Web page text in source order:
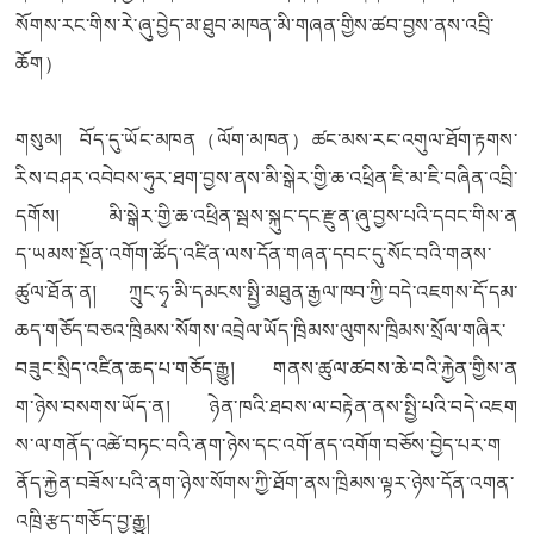
སོགས་རང་གིས་རེ་ཞུ་བྱེད་མ་ཐུབ་མཁན་མི་གཞན་གྱིས་ཚབ་བྱས་ནས་འབྲི་
ཆོག）
གསུམ། བོད་དུ་ཡོང་མཁན（ལོག་མཁན）ཚང་མས་རང་འགུལ་ཐོག་རྟགས་
རིས་བཤར་འབེབས་ཧུར་ཐག་བྱས་ནས་མི་སྒེར་གྱི་ཆ་འཕྲིན་ཇི་མ་ཇི་བཞིན་འབྲི་
དགོས། མི་སྒེར་གྱི་ཆ་འཕྲིན་སྦས་སྐུང་དང་རྫུན་ཞུ་བྱས་པའི་དབང་གིས་ན
ད་ཡམས་སྔོན་འགོག་ཚོད་འཛིན་ལས་དོན་གཞན་དབང་དུ་སོང་བའི་གནས་
ཚུལ་ཐོན་ན། ཀྲུང་ཧྭ་མི་དམངས་སྤྱི་མཐུན་རྒྱལ་ཁབ་ཀྱི་བདེ་འཇགས་དོ་དམ་
ཆད་གཅོད་བཅའ་ཁྲིམས་སོགས་འབྲེལ་ཡོད་ཁྲིམས་ལུགས་ཁྲིམས་སྲོལ་གཞིར་
བཟུང་སྲིད་འཛིན་ཆད་པ་གཅོད་རྒྱུ། གནས་ཚུལ་ཚབས་ཆེ་བའི་རྐྱེན་གྱིས་ན
ག་ཉེས་བསགས་ཡོད་ན། ཉེན་ཁའི་ཐབས་ལ་བརྟེན་ནས་སྤྱི་པའི་བདེ་འཇག
ས་ལ་གནོད་འཚེ་བཏང་བའི་ནག་ཉེས་དང་འགོ་ནད་འགོག་བཅོས་བྱེད་པར་ག
ནོད་རྐྱེན་བཟོས་པའི་ནག་ཉེས་སོགས་ཀྱི་ཐོག་ནས་ཁྲིམས་ལྟར་ཉེས་དོན་འགན་
འཁྲི་རྩད་གཅོད་བྱ་རྒྱུ།